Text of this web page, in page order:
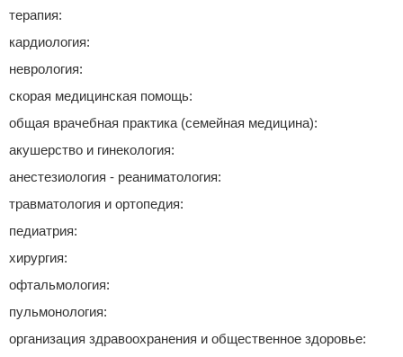
терапия:
кардиология:
неврология:
скорая медицинская помощь:
общая врачебная практика (семейная медицина):
акушерство и гинекология:
анестезиология - реаниматология:
травматология и ортопедия:
педиатрия:
хирургия:
офтальмология:
пульмонология:
организация здравоохранения и общественное здоровье: